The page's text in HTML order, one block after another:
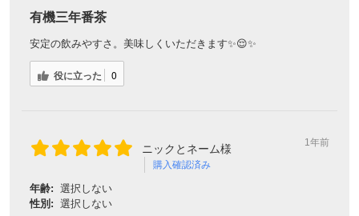
有機三年番茶
安定の飲みやすさ。美味しくいただきます✨😌✨
役に立った 0
ニックとネーム様
購入確認済み
1年前
年齢: 選択しない
性別: 選択しない